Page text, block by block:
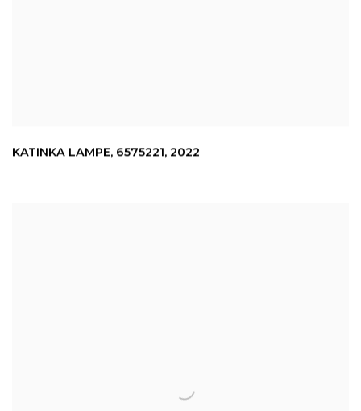
KATINKA LAMPE, 6575221, 2022